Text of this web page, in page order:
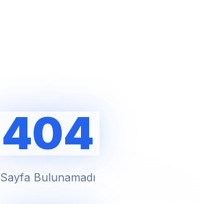
404
Sayfa Bulunamadı